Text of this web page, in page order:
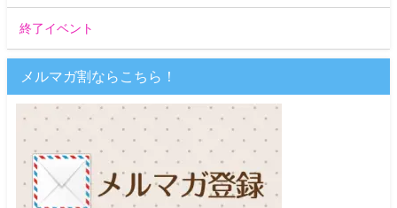
終了イベント
メルマガ割ならこちら！